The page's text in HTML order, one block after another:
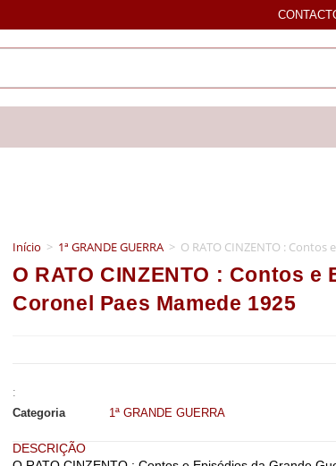
Início > 1ª GRANDE GUERRA > O RATO CINZENTO :
O RATO CINZENTO : Contos
Coronel Paes Mamede 1925
:
Categoria
1ª GRANDE GUERRA
DESCRIÇÃO